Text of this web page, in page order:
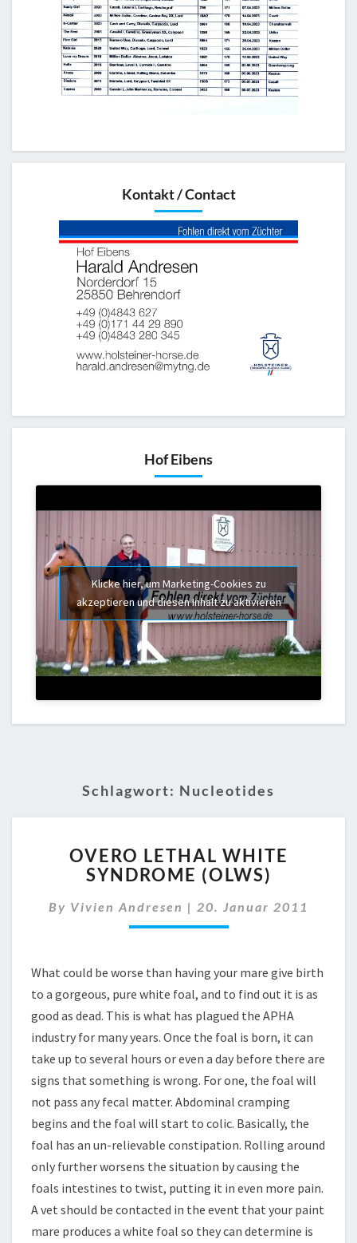
Kontakt / Contact
Hof Eibens
Klicke hier, um Marketing-Cookies zu
akzeptieren und diesen Inhalt zu aktivieren
Schlagwort: Nucleotides
LETHAL
WHITE
(OLWS)
OVERO LETHAL WHITE
SYNDROME (OLWS)
By Vivien Andresen | 20. Januar 2011
What could be worse than having your mare give birth
to a gorgeous, pure white foal, and to find out it is as
good as dead. This is what has plagued the APHA
industry for many years. Once the foal is born, it can
take up to several hours or even a day before there are
signs that something is wrong. For one, the foal will
not pass any fecal matter. Abdominal cramping
begins and the foal will start to colic. Basically, the
foal has an un-relievable constipation. Rolling around
only further worsens the situation by causing the
foals intestines to twist, putting it in even more pain.
A vet should be contacted in the event that your paint
mare produces a white foal so they can determine is